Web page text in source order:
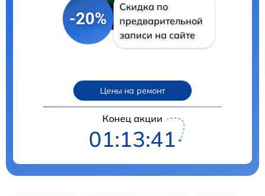
-20%
Скидка по
предварительной
записи на сайте
Цены на ремонт
Конец акции
01:13:40